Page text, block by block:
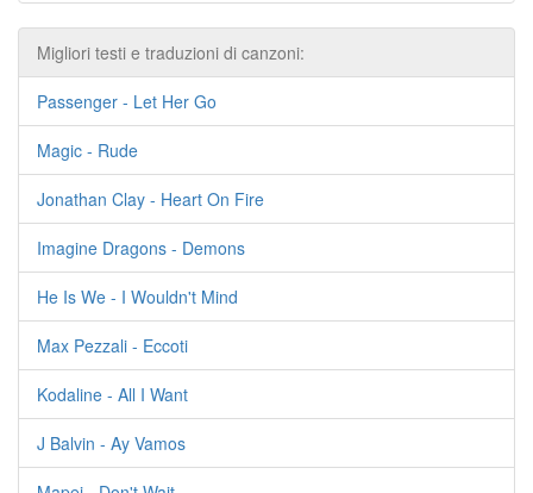
Migliori testi e traduzioni di canzoni:
Passenger - Let Her Go
Magic - Rude
Jonathan Clay - Heart On Fire
Imagine Dragons - Demons
He Is We - I Wouldn't Mind
Max Pezzali - Eccoti
Kodaline - All I Want
J Balvin - Ay Vamos